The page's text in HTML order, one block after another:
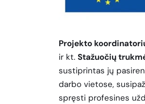
Projekto
ir kt.Stažuočių
sustiprintas jų
darbo vietose,
spręsti profesines